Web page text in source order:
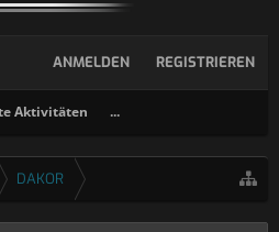
Aktivitäten ...
ANMELDEN REGISTRIEREN
DAKOR